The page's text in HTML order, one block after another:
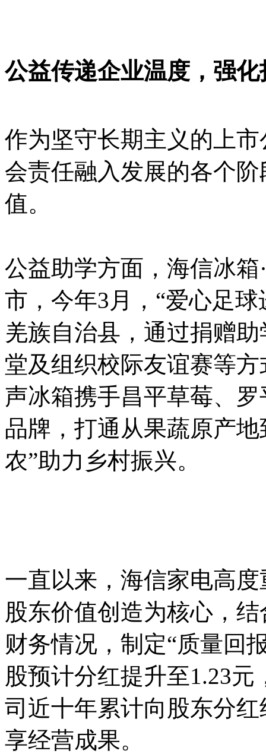
公益传递企业温度，强
作为坚守长期主义的上
会责任融入发展的各个
值。
公益助学方面，海信冰
市，今年3月，“爱心足
羌族自治县，通过捐赠
堂及组织校际友谊赛等
声冰箱携手昌平草莓、
品牌，打通从果蔬原产
农”助力乡村振兴。
一直以来，海信家电高
股东价值创造为核心，
财务情况，制定“质量回
股预计分红提升至1.23
司近十年累计向股东分
享经营成果。